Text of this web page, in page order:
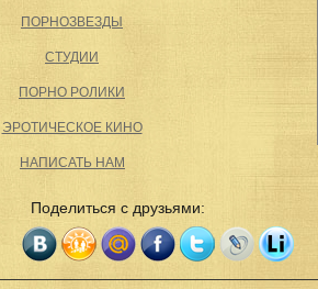
ПОРНОЗВЕЗДЫ
СТУДИИ
ПОРНО РОЛИКИ
ЭРОТИЧЕСКОЕ КИНО
НАПИСАТЬ НАМ
Поделиться с друзьями: